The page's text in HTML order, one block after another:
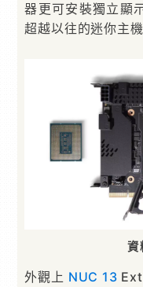
器更可安裝獨立顯
超越以往的迷你主機
資
外觀上 NUC 13